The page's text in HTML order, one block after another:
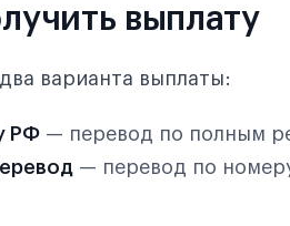
выплату
варианта выплаты:
РФ — перевод по полным
— перевод по